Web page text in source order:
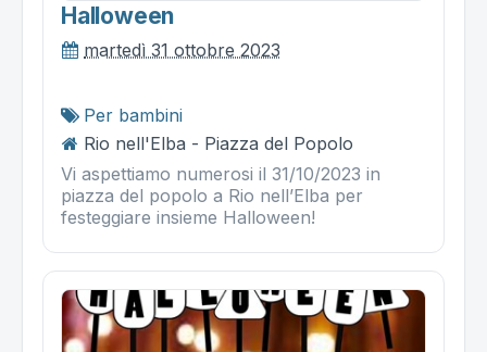
Halloween
martedì 31 ottobre 2023
Per bambini
Rio nell'Elba - Piazza del Popolo
Vi aspettiamo numerosi il 31/10/2023 in
piazza del popolo a Rio nell’Elba per
festeggiare insieme Halloween!